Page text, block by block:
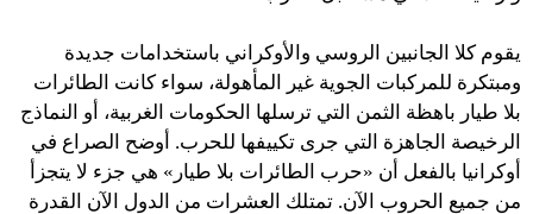
يقوم كلا الجانبين الروسي والأوكراني باستخدامات جديدة
ومبتكرة للمركبات الجوية غير المأهولة، سواء كانت الطائرات
بلا طيار باهظة الثمن التي ترسلها الحكومات الغربية، أو النماذج
الرخيصة الجاهزة التي جرى تكييفها للحرب. أوضح الصراع في
أوكرانيا بالفعل أن «حرب الطائرات بلا طيار» هي جزء لا يتجزأ
من جميع الحروب الآن. تمتلك العشرات من الدول الآن القدرة